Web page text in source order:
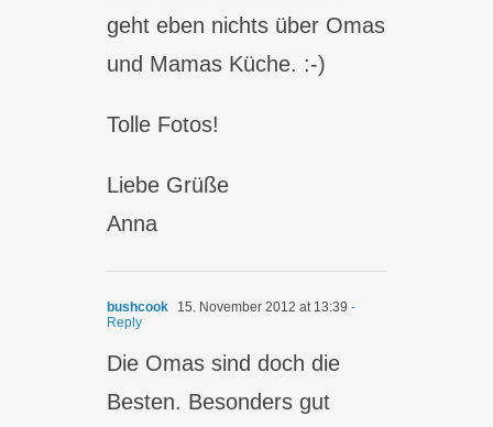
geht eben nichts über Omas
und Mamas Küche. :-)
Tolle Fotos!
Liebe Grüße
Anna
bushcook 15. November 2012 at 13:39 -
Reply
Die Omas sind doch die
Besten. Besonders gut